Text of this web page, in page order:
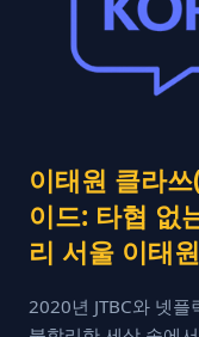
이태원 클라
이드: 타협 없
리 서울 이태원
2020년 JTBC와 넷